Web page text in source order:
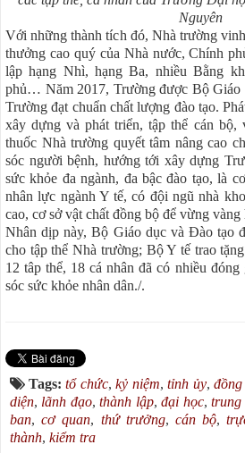
Nguyên
Với những thành tích đó, Nhà trường
thưởng cao quý của Nhà nước, Chính
lập hạng Nhì, hạng Ba, nhiều Bằng
phủ… Năm 2017, Trường được Bộ Giáo
Trường đạt chuẩn chất lượng đào tạo.
xây dựng và phát triển, tập thể cán bộ,
thuốc Nhà trường quyết tâm nâng cao
sóc người bệnh, hướng tới xây dựng
sức khỏe đa ngành, đa bậc đào tạo, là
nhân lực ngành Y tế, có đội ngũ nhà
cao, cơ sở vật chất đồng bộ để vừng vàng
Nhân dịp này, Bộ Giáo dục và Đào tạo
cho tập thể Nhà trường; Bộ Y tế trao
12 tâp thể, 18 cá nhân đã có nhiều
sóc sức khỏe nhân dân./.
Tags:tổ chức,kỷ niệm,tỉnh ủy,
diện, lãnh đạo,thành lập,đại học,
ban,cơ quan, thứ trưởng, cán bộ,
thành, kiểm tra